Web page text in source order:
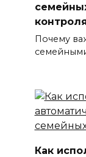
Почему
Как